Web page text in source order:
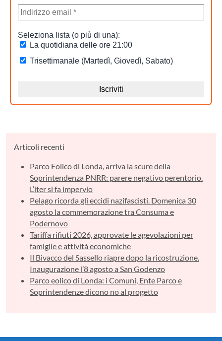
Articoli recenti
Parco Eolico di Londa, arriva la scure della
Soprintendenza PNRR: parere negativo perentorio.
L’iter si fa impervio
Pelago ricorda gli eccidi nazifascisti. Domenica 30
agosto la commemorazione tra Consuma e
Podernovo
Tariffa rifiuti 2026, approvate le agevolazioni per
famiglie e attività economiche
Il Bivacco del Sassello riapre dopo la ricostruzione.
Inaugurazione l’8 agosto a San Godenzo
Parco eolico di Londa: i Comuni, Ente Parco e
Soprintendenze dicono no al progetto